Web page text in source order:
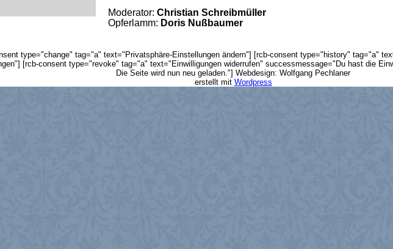
Moderator: Christian Schreibmüller
Opferlamm: Doris Nußbaumer
type="change" tag="a" text="Privatsphäre-Einstellungen ändern"] [rcb-consent type="history" tag="a"
[rcb-consent type="revoke" tag="a" text="Einwilligungen widerrufen" successmessage="Du hast die
Die Seite wird nun neu geladen."] Webdesign: Wolfgang Pechlaner
erstellt mit Wordpress